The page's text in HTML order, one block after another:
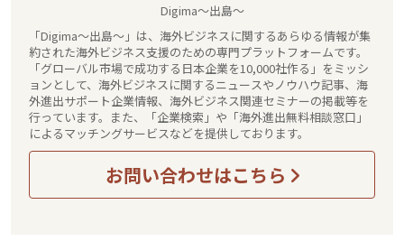
Digima～出島～
「Digima～出島～」は、海外ビジネスに関するあらゆる情報が集
約された海外ビジネス支援のための専門プラットフォームです。
「グローバル市場で成功する日本企業を10,000社作る」をミッシ
ョンとして、海外ビジネスに関するニュースやノウハウ記事、海
外進出サポート企業情報、海外ビジネス関連セミナーの掲載等を
行っています。また、「企業検索」や「海外進出無料相談窓口」
によるマッチングサービスなどを提供しております。
お問い合わせはこちら